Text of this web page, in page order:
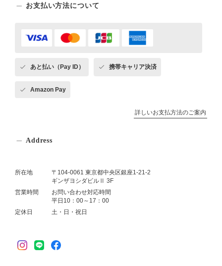
お支払い方法について
あと払い（Pay ID） 携帯キャリア決済
Amazon Pay
詳しいお支払方法のご案内
Address
所在地
〒104-0061 東京都中央区銀座1-21-2
ギンザヨシダビルⅡ 3F
営業時間
お問い合わせ対応時間
平日10：00～17：00
定休日
土・日・祝日